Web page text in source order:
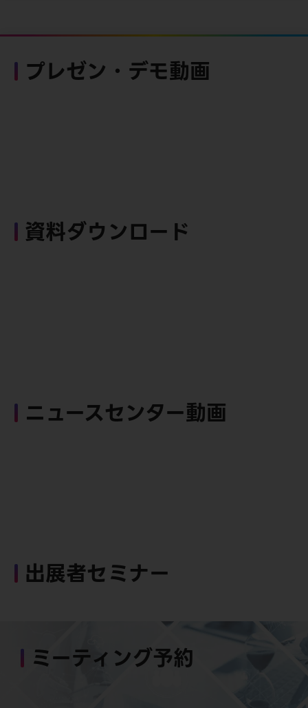
プレゼン・デモ動画
資料ダウンロード
ニュースセンター動画
出展者セミナー
ミーティング予約